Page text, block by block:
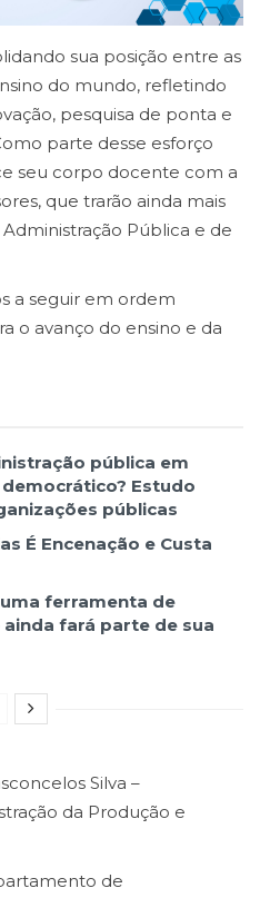
sua posição entre as
do mundo, refletindo
pesquisa de ponta e
parte desse esforço
seu corpo docente com a
que trarão ainda mais
Pública e de
a seguir em ordem
o avanço do ensino e da
pública em
Estudo
públicas
É Encenação e Custa
ferramenta de
fará parte de sua
Silva –
da Produção e
de